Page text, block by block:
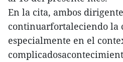
En la cita, ambos
continuarfortaleciendo la
especialmente en el